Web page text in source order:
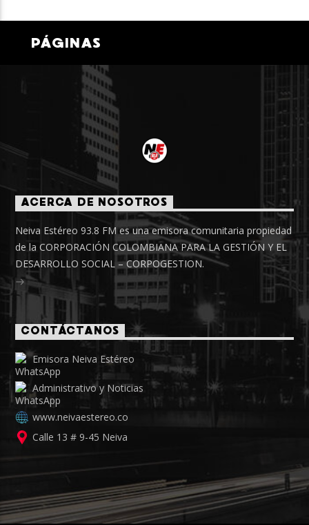
PÁGINAS
ACERCA DE NOSOTROS
Neiva Estéreo 93.8 FM es una emisora comunitaria propiedad
de la CORPORACIÓN COLOMBIANA PARA LA GESTIÓN Y EL
DESARROLLO SOCIAL – CORPOGESTION.
CONTÁCTANOS
Emisora Neiva Estéreo
Administrativo y Noticias
www.neivaestereo.co
Calle 13 # 9-45 Neiva